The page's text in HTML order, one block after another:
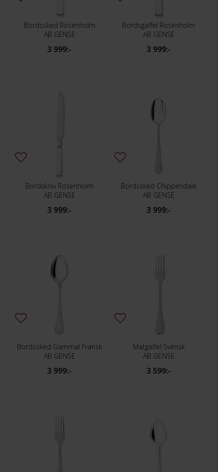
Bordssked Rosenholm
AB GENSE
3 999:-
Bordsgaffel Rosenholm
AB GENSE
3 999:-
Bordskniv Rosenholm
AB GENSE
3 999:-
Bordssked Chippendale
AB GENSE
3 999:-
Bordssked Gammal Fransk
AB GENSE
3 999:-
Matgaffel Svensk
AB GENSE
3 599:-